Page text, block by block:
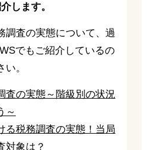
します。
調査の実態について、過
でもご紹介しているの
。
査の実態～階級別の状況
～
る税務調査の実態！当局
対象は？